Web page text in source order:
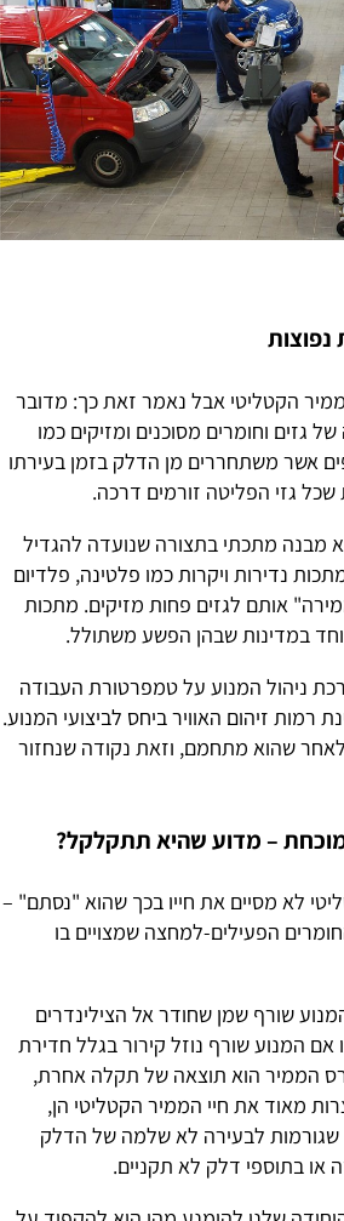
הקטליטי אבל נאמר זאת כך: מדובר
גזים וחומרים מסוכנים ומזיקים כמו
אשר משתחררים מן הדלק בזמן בעירתו
גזי הפליטה זורמים דרכה.
מבנה מתכתי בתצורה שנועדה להגדיל
נדירות ויקרות כמו פלטינה, פלדיום
אותם לגזים פחות מזיקים. מתכות
במדינות שבהן הפשע משתולל.
ניהול המנוע על טמפרטורת העבודה
זיהום האוויר ביחס לביצועי המנוע.
שהוא מתחמם, וזאת נקודה שנחזור
– מדוע שהיא תתקלקל?
לא מסיים את חייו בכך שהוא "נסתם" –
הפעילים-למחצה שמצויים בו
שורף שמן שחודר אל הצילינדרים
המנוע שורף נוזל קירור בגלל חדירת
הממיר הוא תוצאה של תקלה אחרת,
מאוד את חיי הממיר הקטליטי הן,
לבעירה לא שלמה של הדלק
או בתוספי דלק לא תקניים.